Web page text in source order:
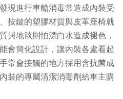
現進行車艙消毒常造成內裝受
按鍵的塑膠材質與皮革座椅就
與地毯則怕漂白水造成褪色，
會簡化設計，讓內裝各處看起
常會接觸的地方採用含抗菌成
裝的專屬清潔消毒劑給車主購